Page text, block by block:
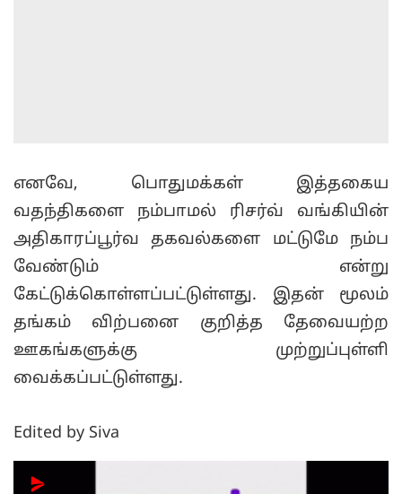
எனவே, பொதுமக்கள் இத்தகைய
வதந்திகளை நம்பாமல் ரிசர்வ் வங்கியின்
அதிகாரப்பூர்வ தகவல்களை மட்டுமே நம்ப
வேண்டும் என்று
கேட்டுக்கொள்ளப்பட்டுள்ளது. இதன் மூலம்
தங்கம் விற்பனை குறித்த தேவையற்ற
ஊகங்களுக்கு முற்றுப்புள்ளி
வைக்கப்பட்டுள்ளது.
Edited by Siva